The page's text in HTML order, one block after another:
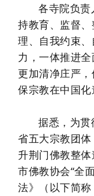
各寺院负
持教育、监督
理、自我约束
力，一体推进
更加清净庄严
保宗教在中国化
据悉，为贯
省五大宗教团
升荆门佛教整
市佛教协会“全
法》（以下简